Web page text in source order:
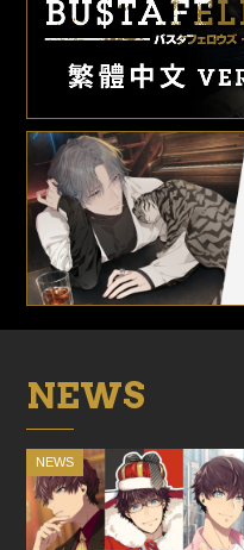
NEWS
NEWS